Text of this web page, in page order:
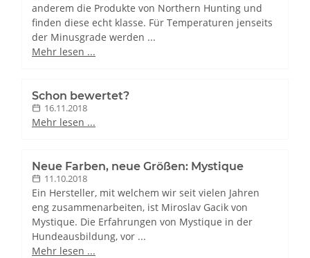
anderem die Produkte von Northern Hunting und
finden diese echt klasse. Für Temperaturen jenseits
der Minusgrade werden ...
Mehr lesen ...
Schon bewertet?
16.11.2018
Mehr lesen ...
Neue Farben, neue Größen: Mystique
11.10.2018
Ein Hersteller, mit welchem wir seit vielen Jahren
eng zusammenarbeiten, ist Miroslav Gacik von
Mystique. Die Erfahrungen von Mystique in der
Hundeausbildung, vor ...
Mehr lesen ...